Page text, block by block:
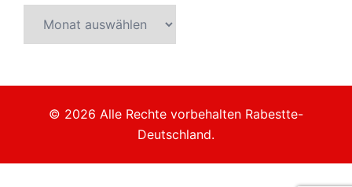
© 2026 Alle Rechte vorbehalten Rabestte-
Deutschland.